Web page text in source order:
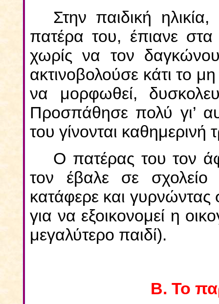
Στην παιδική
πατέρα του, έπιανε στα
χωρίς να τον
ακτινοβολούσε κάτι το
να μορφωθεί,
Προσπάθησε πολύ γι’
του γίνονται
Ο πατέρας του τον
τον έβαλε σε σχολείο
κατάφερε και γυρνώντας
για να εξοικονομεί η
μεγαλύτερο παιδί).
Β. Το